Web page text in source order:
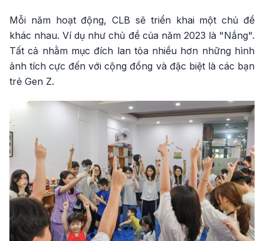
Mỗi năm hoạt động, CLB sẽ triển khai một chủ đề
khác nhau. Ví dụ như chủ đề của năm 2023 là "Nắng".
Tất cả nhằm mục đích lan tỏa nhiều hơn những hình
ảnh tích cực đến với cộng đồng và đặc biệt là các bạn
trẻ Gen Z.